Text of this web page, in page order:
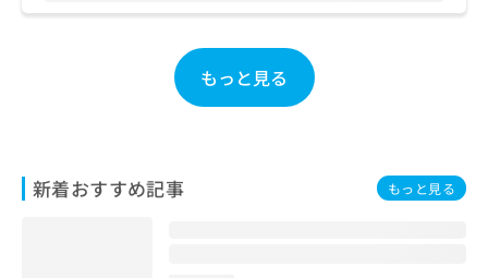
もっと見る
新着おすすめ記事 もっと見る
お
ち